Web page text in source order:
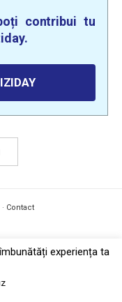
contribui tu
· Contact
experiența ta